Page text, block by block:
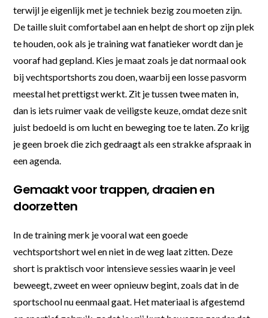
terwijl je eigenlijk met je techniek bezig zou moeten zijn.
De taille sluit comfortabel aan en helpt de short op zijn plek
te houden, ook als je training wat fanatieker wordt dan je
vooraf had gepland. Kies je maat zoals je dat normaal ook
bij vechtsportshorts zou doen, waarbij een losse pasvorm
meestal het prettigst werkt. Zit je tussen twee maten in,
dan is iets ruimer vaak de veiligste keuze, omdat deze snit
juist bedoeld is om lucht en beweging toe te laten. Zo krijg
je geen broek die zich gedraagt als een strakke afspraak in
een agenda.
Gemaakt voor trappen, draaien en
doorzetten
In de training merk je vooral wat een goede
vechtsportshort wel en niet in de weg laat zitten. Deze
short is praktisch voor intensieve sessies waarin je veel
beweegt, zweet en weer opnieuw begint, zoals dat in de
sportschool nu eenmaal gaat. Het materiaal is afgestemd